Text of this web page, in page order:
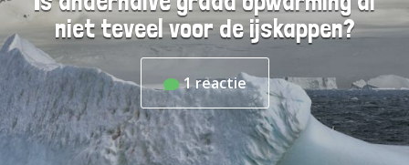
niet teveel voor de ijskappen?
1reactie